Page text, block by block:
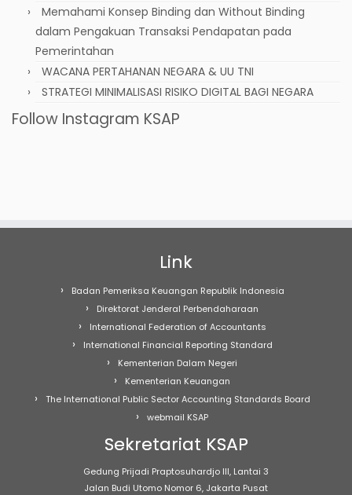
Memahami Konsep Binding dan Without Binding
dalam Pengakuan Transaksi Pendapatan pada
Pemerintahan
WACANA PERTAHANAN NEGARA & UU TNI
STRATEGI MINIMALISASI RISIKO DIGITAL BAGI NEGARA
Follow Instagram KSAP
Link
Badan Pemeriksa Keuangan Republik Indonesia
Direktorat Jenderal Perbendaharaan
International Federation of Accountants
International Financial Reporting Standard
Kementerian Dalam Negeri
Kementerian Keuangan
The International Public Sector Accounting Standards Board
webmail KSAP
Sekretariat KSAP
Gedung Prijadi Praptosuhardjo III, Lantai 3
Jalan Budi Utomo Nomor 6, Jakarta Pusat